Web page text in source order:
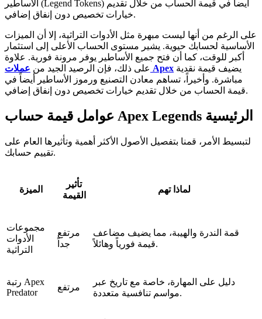
الأساطير (Legend Tokens) أيضاً في قيمة الحساب من خلال تقديم
خيارات تخصيص دون إنفاق إضافي.
على الرغم من أنها ليست مبهرة مثل الأدوات التراثية، إلا أن الميزات
الأساسية لحسابك حيوية. يشير مستوى الحساب الأعلى إلى استثمار
أكبر للوقت، كما أن فتح جميع الأساطير يوفر مرونة فورية. علاوة
على ذلك، فإن الرصيد الجيد من عملات Apex
مباشرة. وأخيراً، تساهم معادن التصنيع ورموز الأساطير أيضاً في
قيمة الحساب من خلال تقديم خيارات تخصيص دون إنفاق إضافي.
عوامل قيمة حساب Apex Legends الرئيسية
لتبسيط الأمر، قمنا بتفصيل الأصول الأكثر أهمية وتأثيرها العام على
تقييم حسابك.
الميزة
تأثير
القيمة
لماذا تهم
مجموعات
الأدوات
التراثية
مرتفع
جداً
قمة الندرة والهيبة، مما يضيف مضاعف
قيمة فورياً وهائلاً.
رتبة Apex
Predator
مرتفع
دليل على المهارة، خاصة مع تاريخ عبر
مواسم تنافسية متعددة.